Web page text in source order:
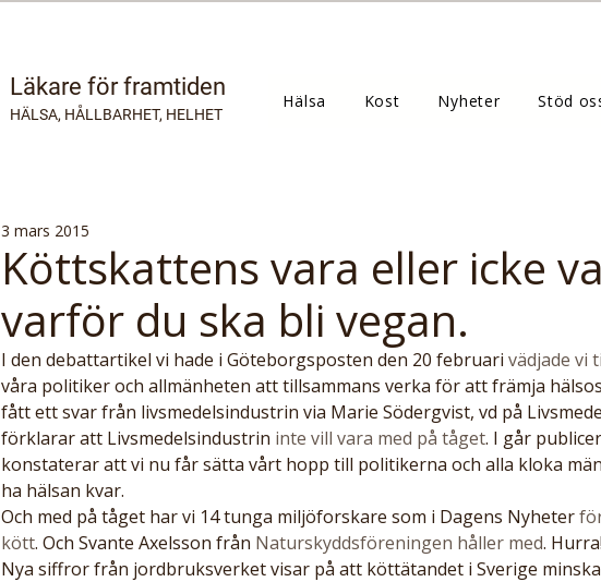
Läkare för framtiden
HÄLSA, HÅLLBARHET, HELHET
Hälsa Kost Nyheter Stöd
Köttskattens vara eller icke
varför du ska bli vegan.
3 mars 2015
I den debattartikel vi hade i Göteborgsposten den 20 februari vädjade vi
våra politiker och allmänheten att tillsammans verka för att främja
fått ett svar från livsmedelsindustrin via Marie Södergvist, vd på
förklarar att Livsmedelsindustrin inte vill vara med på tåget. I går
konstaterar att vi nu får sätta vårt hopp till politikerna och alla kloka
ha hälsan kvar.
Och med på tåget har vi 14 tunga miljöforskare som i Dagens Nyheter
kött. Och Svante Axelsson från Naturskyddsföreningen håller med. Hurra!
Nya siffror från jordbruksverket visar på att köttätandet i Sverige